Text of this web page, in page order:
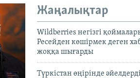
Жаңалықтар
Wildberries негізгі
Ресейден көшірмек деген
жоққа шығарды
Түркістан өңірінде